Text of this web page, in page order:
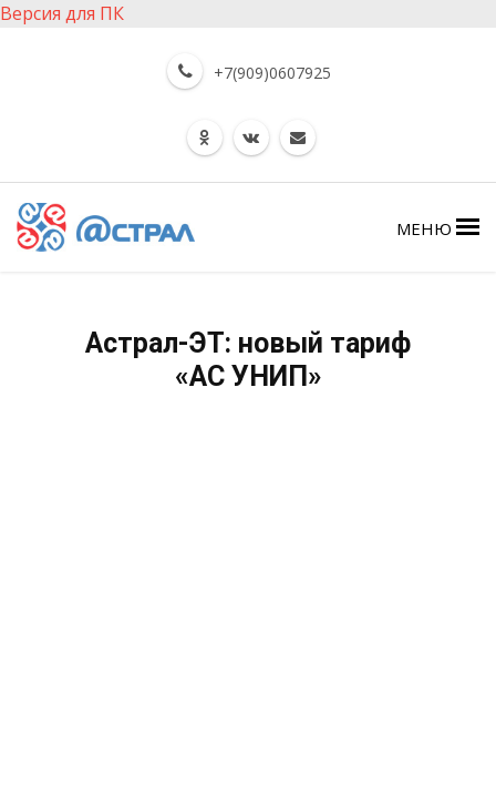
Версия для ПК
+7(909)0607925
МЕНЮ
Астрал-ЭТ: новый тариф
«АС УНИП»